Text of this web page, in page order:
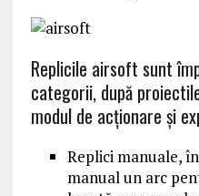
Replicile airsoft sunt
categorii, după
modul de acţionare şi
Replici manuale,
manual un arc